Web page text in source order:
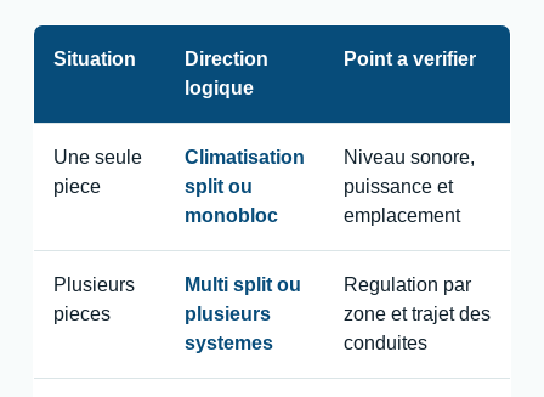
Situation
Direction
logique
Point a verifier
Une seule
piece
Climatisation
split ou
monobloc
Niveau sonore,
puissance et
emplacement
Plusieurs
pieces
Multi split ou
plusieurs
systemes
Regulation par
zone et trajet des
conduites